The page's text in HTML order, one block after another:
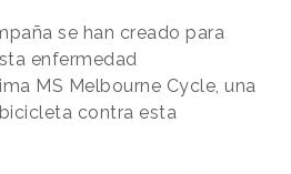
se han creado para
enfermedad
MS Melbourne Cycle, una
contra esta